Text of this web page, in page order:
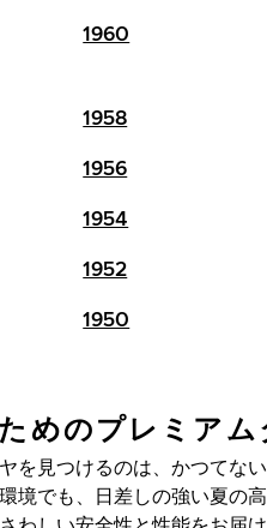
1960
1958
1956
1954
1952
1950
めのプレミアム
を見つけるのは、かつてな
境でも、日差しの強い夏の